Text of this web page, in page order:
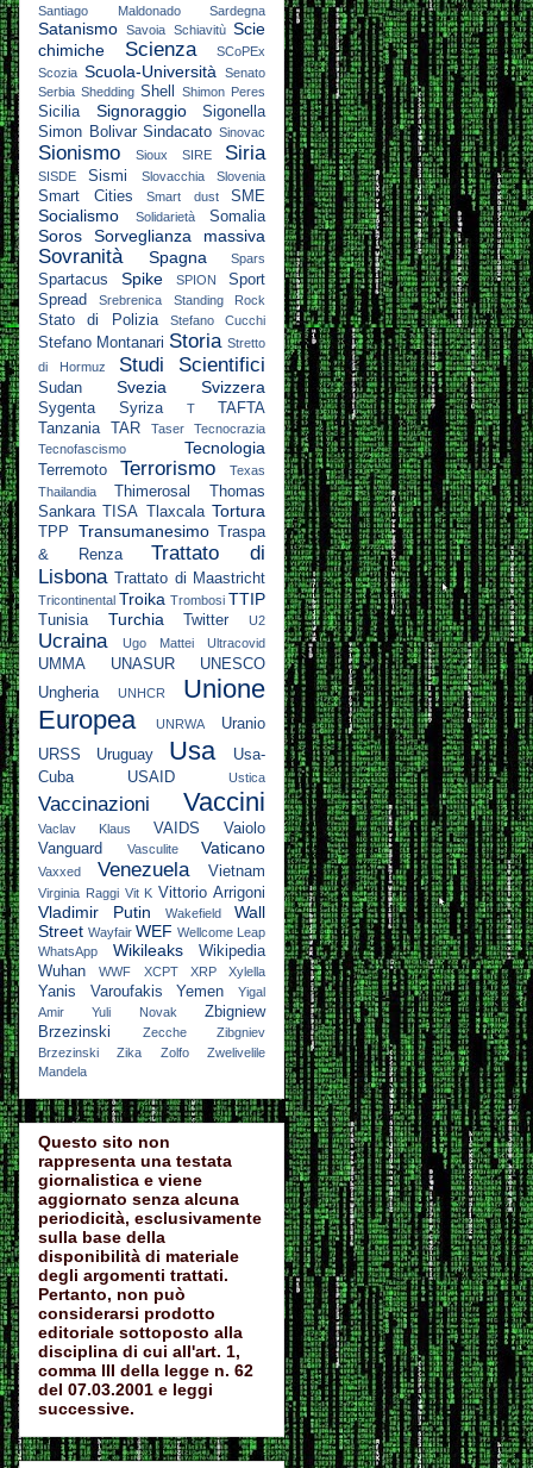
Santiago Maldonado Sardegna
Satanismo Savoia Schiavitù Scie
chimiche
Scienza
SCoPEx
Scozia Scuola-Università
Senato
Serbia Shedding Shell Shimon Peres
Sicilia Signoraggio
Sigonella
Simon Bolivar Sindacato Sinovac
Sionismo Sioux SIRE Siria
SISDE Sismi Slovacchia Slovenia
Smart Cities Smart dust SME
Socialismo Solidarietà Somalia
Soros Sorveglianza massiva
Sovranità Spagna Spars
Spartacus Spike SPION
Sport
Spread
Srebrenica Standing Rock
Stato di Polizia Stefano Cucchi
Stefano Montanari Storia Stretto
di Hormuz
Studi Scientifici
Sudan Svezia Svizzera
Sygenta Syriza T
TAFTA
Tanzania
TAR Taser
Tecnocrazia
Tecnofascismo
Tecnologia
Terremoto Terrorismo
Texas
Thailandia
Thimerosal
Thomas
Sankara TISA Tlaxcala Tortura
TPP Transumanesimo Traspa
& Renza
Trattato di
Lisbona Trattato di Maastricht
Tricontinental Troika Trombosi TTIP
Tunisia Turchia Twitter U2
Ucraina Ugo Mattei Ultracovid
UMMA UNASUR
UNESCO
Ungheria
UNHCR
Unione
Europea
UNRWA
Uranio
URSS
Uruguay Usa
Usa-
Cuba
USAID Ustica
Vaccinazioni Vaccini
Vaclav Klaus VAIDS
Vaiolo
Vanguard
Vasculite Vaticano
Vaxxed Venezuela Vietnam
Virginia Raggi Vit K Vittorio Arrigoni
Vladimir Putin Wakefield
Wall
Street Wayfair WEF Wellcome Leap
WhatsApp
Wikileaks
Wikipedia
Wuhan
WWF XCPT XRP Xylella
Yanis Varoufakis Yemen
Yigal
Amir
Yuli Novak
Zbigniew
Brzezinski
Zecche
Zibgniev
Brzezinski
Zika Zolfo
Zwelivelile
Mandela
Questo sito non
rappresenta una testata
giornalistica e viene
aggiornato senza alcuna
periodicità, esclusivamente
sulla base della
disponibilità di materiale
degli argomenti trattati.
Pertanto, non può
considerarsi prodotto
editoriale sottoposto alla
disciplina di cui all'art. 1,
comma III della legge n. 62
del 07.03.2001 e leggi
successive.